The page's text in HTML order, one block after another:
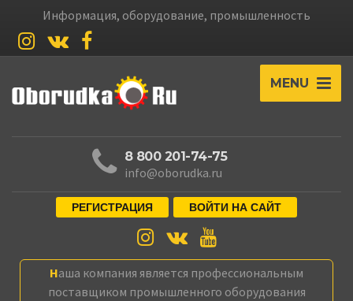
Информация, оборудование, промышленность
MENU
8 800 201-74-75
info@oborudka.ru
РЕГИСТРАЦИЯ ВОЙТИ НА САЙТ
Наша компания является профессиональным
поставщиком промышленного оборудования